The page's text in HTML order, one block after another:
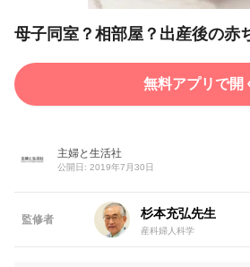
母子同室？相部屋？出産後の赤
無料アプリで開
主婦と生活社
公開日: 2019年7月30日
監修者 杉本充弘先生
産科婦人科学